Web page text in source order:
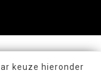
keuze hieronder